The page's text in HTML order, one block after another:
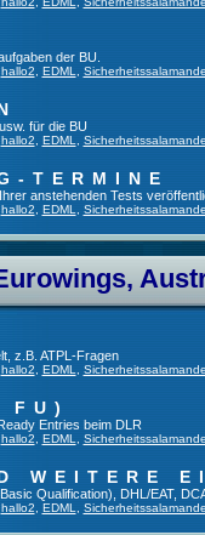
der BU.
hallo2 EDML
für die BU
hallo2 EDML
TERMINE
anstehenden Tests
hallo2 EDML
z.B. ATPL-Fragen
hallo2 EDML
FU)
Entries beim DLR
hallo2 EDML
WEITERE
Qualification), DHL/EAT,
hallo2 EDML